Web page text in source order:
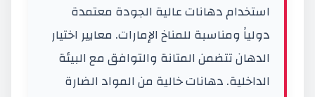
استخدام دهانات عالية الجودة معتمدة
دولياً ومناسبة للمناخ الإمارات. معايير اختيار
الدهان تتضمن المتانة والتوافق مع البيئة
الداخلية. دهانات خالية من المواد الضارة